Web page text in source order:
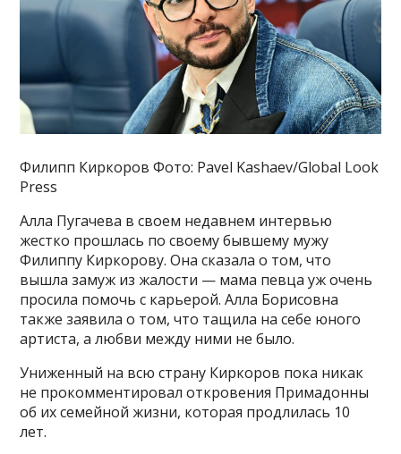
Филипп Киркоров Фото: Pavel Kashaev/Global Look
Press
Алла Пугачева в своем недавнем интервью
жестко прошлась по своему бывшему мужу
Филиппу Киркорову. Она сказала о том, что
вышла замуж из жалости — мама певца уж очень
просила помочь с карьерой. Алла Борисовна
также заявила о том, что тащила на себе юного
артиста, а любви между ними не было.
Униженный на всю страну Киркоров пока никак
не прокомментировал откровения Примадонны
об их семейной жизни, которая продлилась 10
лет.